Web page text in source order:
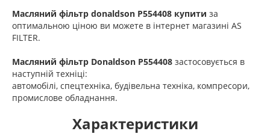
Масляний фільтр donaldson P554408 купити за
оптимальною ціною ви можете в інтернет магазині AS
FILTER.
Масляний фільтр Donaldson P554408 застосовується в
наступній техніці:
автомобілі, спецтехніка, будівельна техніка, компресори,
промислове обладнання.
Характеристики